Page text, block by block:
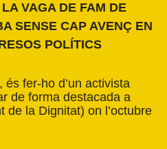
VAGA DE FAM DE
SENSE CAP AVENÇ EN
POLÍTICS
fer-ho d’un activista
de forma destacada a
de la Dignitat) on l’octubre